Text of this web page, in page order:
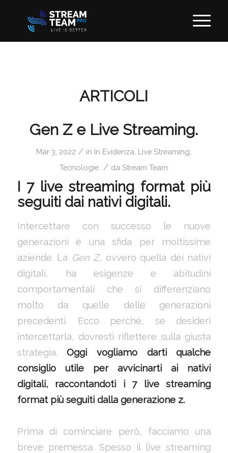
ARTICOLI
Gen Z e Live Streaming.
Mar 3, 2022 / in In Evidenza Live Streaming
Tecnologie / daStream Team
I 7 live streaming format più
seguiti dai nativi digitali.
Intercettare con successo le nuove
generazioni è una sfida per moltissime
aziende. La Gen Z, ovvero quella dei nativi
digitali, ha esigenze e abitudini
comportamentali che si differenziano
molto da quelle delle generazioni
precedenti. Ecco perché, se desideri
intercettarla, dovresti riflettere sulla giusta
strategia.Oggi vogliamo darti qualche
consiglio utile per avvicinarti ai nativi
digitali, raccontandoti i 7 live streaming
format più seguiti dalla generazione z.
Prima di cominciare però, facciamo una
breve premessa. Spesso il live streaming